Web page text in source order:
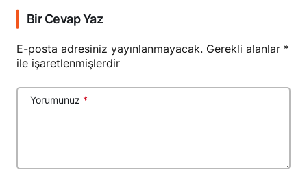
Bir Cevap Yaz
E-posta adresiniz yayınlanmayacak. Gerekli alanlar *
ile işaretlenmişlerdir
Yorumunuz *